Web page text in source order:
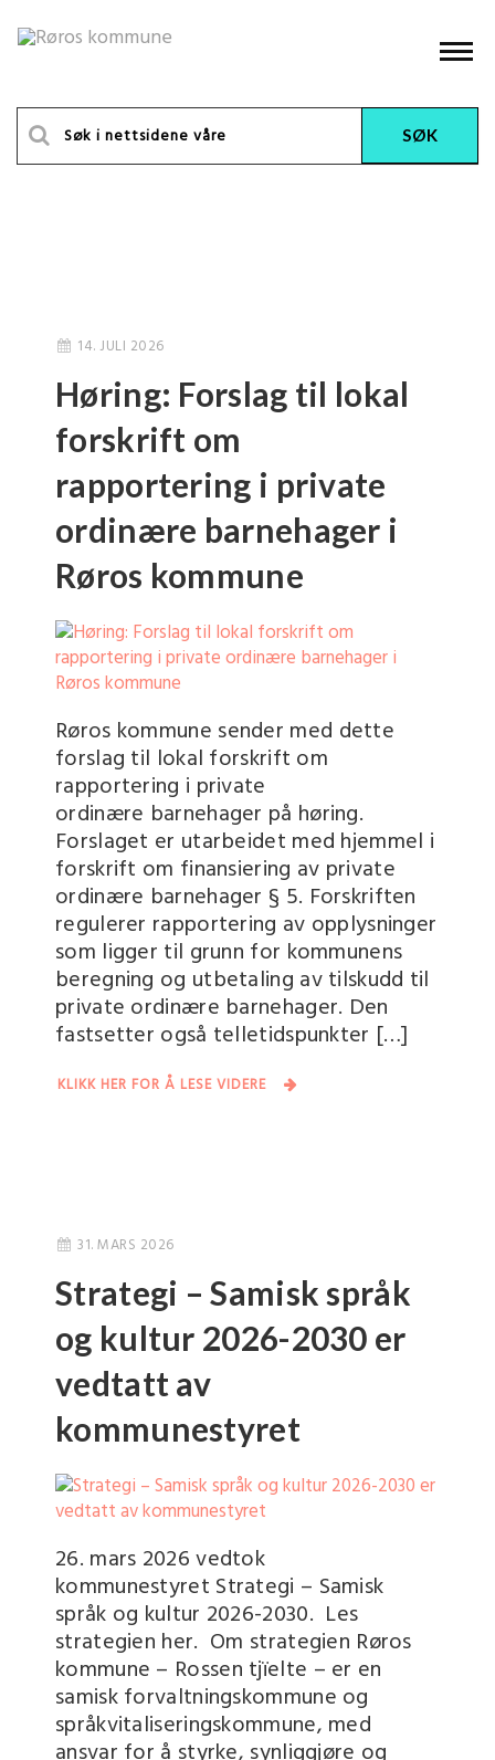
14. JULI 2026
Høring: Forslag til lokal
forskrift om
rapportering i private
ordinære barnehager i
Røros kommune
Røros kommune sender med dette
forslag til lokal forskrift om
rapportering i private
ordinære barnehager på høring.
Forslaget er utarbeidet med hjemmel i
forskrift om finansiering av private
ordinære barnehager § 5. Forskriften
regulerer rapportering av opplysninger
som ligger til grunn for kommunens
beregning og utbetaling av tilskudd til
private ordinære barnehager. Den
fastsetter også telletidspunkter […]
KLIKK HER FOR Å LESE VIDERE
31. MARS 2026
Strategi – Samisk språk
og kultur 2026-2030 er
vedtatt av
kommunestyret
26. mars 2026 vedtok
kommunestyret Strategi – Samisk
språk og kultur 2026-2030. Les
strategien her. Om strategien Røros
kommune – Rossen tjïelte – er en
samisk forvaltningskommune og
språkvitaliseringskommune, med
ansvar for å styrke, synliggjøre og